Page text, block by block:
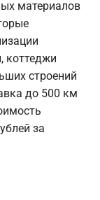
материалов
коттеджи
строений
до 500 км
за